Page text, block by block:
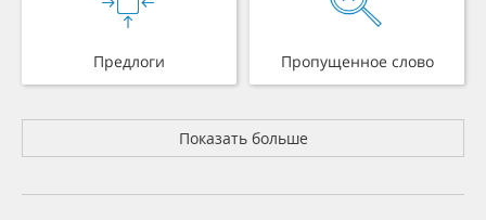
Предлоги Пропущенное слово
Показать больше